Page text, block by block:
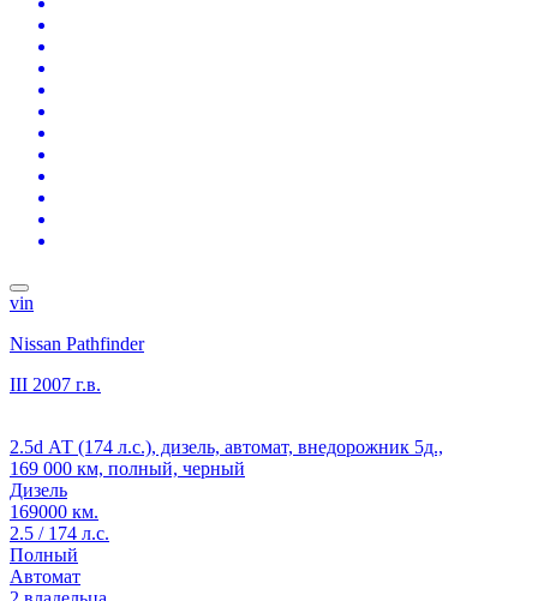
vin
Nissan Pathfinder
III 2007 г.в.
2.5d АТ (174 л.с.), дизель, автомат, внедорожник 5д.,
169 000 км, полный, черный
Дизель
169000 км.
2.5 / 174 л.с.
Полный
Автомат